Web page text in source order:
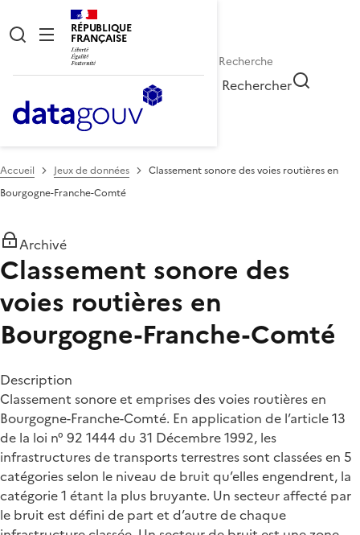
RÉPUBLIQUE
FRANÇAISE
Rechercher
Accueil Jeux de données
Classement sonore des voies routières en
Bourgogne-Franche-Comté
Archivé
Classement sonore des
voies routières en
Bourgogne-Franche-Comté
Description
Classement sonore et emprises des voies routières en
Bourgogne-Franche-Comté. En application de l’article 13
de la loi n° 92 1444 du 31 Décembre 1992, les
infrastructures de transports terrestres sont classées en 5
catégories selon le niveau de bruit qu’elles engendrent, la
catégorie 1 étant la plus bruyante. Un secteur affecté par
le bruit est défini de part et d’autre de chaque